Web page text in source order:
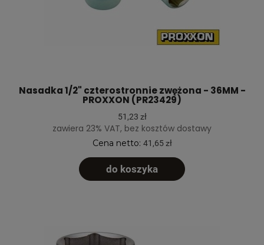
Nasadka 1/2" czterostronnie zwężona - 36MM -
PROXXON (PR23429)
51,23 zł
zawiera 23% VAT, bez kosztów dostawy
Cena netto: 41,65 zł
do koszyka